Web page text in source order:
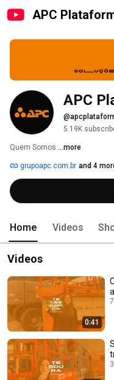
APC
APC
5.19K
Quem Somos ...more
grupoapc.com.br and 4
Home Videos
Videos
0:41